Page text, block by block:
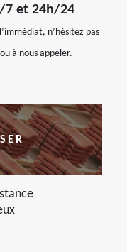
7 et 24h/24
n’hésitez pas
à nous appeler.